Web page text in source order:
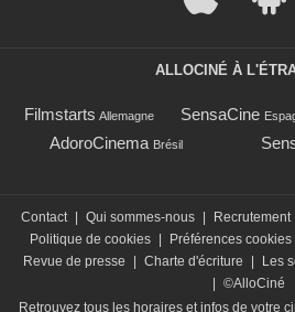
ALLOCINÉ À
Filmstarts Allemagne SensaCine
AdoroCinema Brésil
Contact | Qui sommes-nous | Recrutement
Politique de cookies | Préférences cookies
Revue de presse
| Charte d'écriture | Les
| ©AlloCiné
Retrouvez tous les horaires et infos de votre